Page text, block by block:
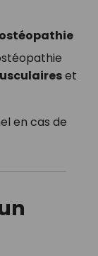
et
en cas de